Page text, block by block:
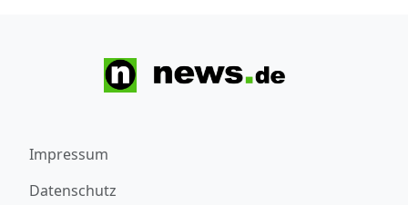
Impressum
Datenschutz